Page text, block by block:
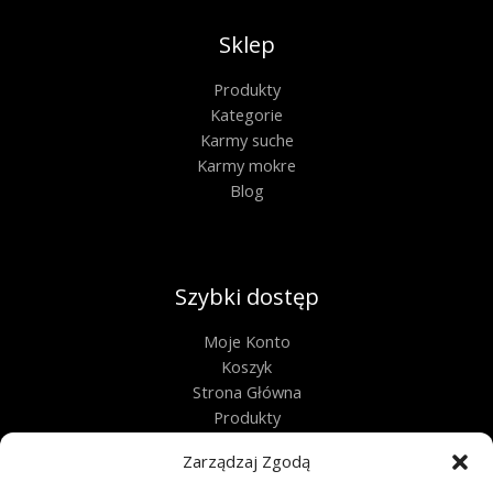
Zarządzaj Zgodą
Sklep
Produkty
Kategorie
Karmy suche
Karmy mokre
Blog
Szybki dostęp
Moje Konto
Koszyk
Strona Główna
Produkty